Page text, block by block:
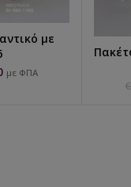
με
με ΦΠΑ
€